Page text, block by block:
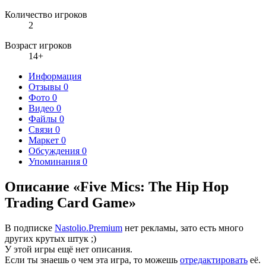
Количество игроков
2
Возраст игроков
14+
Информация
Отзывы 0
Фото 0
Видео 0
Файлы 0
Связи 0
Маркет 0
Обсуждения 0
Упоминания 0
Описание «Five Mics: The Hip Hop
Trading Card Game»
В подписке Nastolio.Premium нет рекламы, зато есть много
других крутых штук ;)
У этой игры ещё нет описания.
Если ты знаешь о чем эта игра, то можешь отредактировать её.